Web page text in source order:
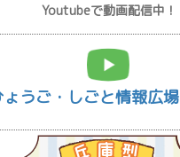
Youtubeで動画配信中！
ょうご・しごと情報広